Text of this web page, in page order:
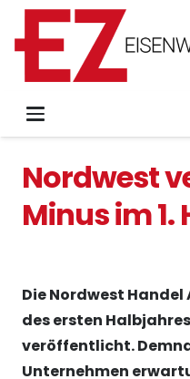
Nordwest
Minus im
Die Nordwest Handel
des ersten
veröffentlicht.
Unternehmen